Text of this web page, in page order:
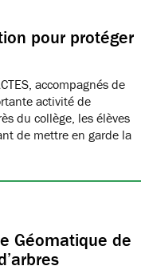
pour protéger
accompagnés de
activité de
du collège, les élèves
de mettre en garde la
Géomatique de